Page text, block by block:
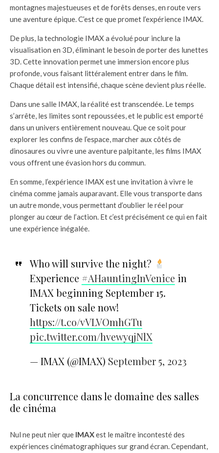
montagnes majestueuses et de forêts denses, en route vers
une aventure épique. C’est ce que promet l’expérience IMAX.
De plus, la technologie IMAX a évolué pour inclure la
visualisation en 3D, éliminant le besoin de porter des lunettes
3D. Cette innovation permet une immersion encore plus
profonde, vous faisant littéralement entrer dans le film.
Chaque détail est intensifié, chaque scène devient plus réelle.
Dans une salle IMAX, la réalité est transcendée. Le temps
s’arrête, les limites sont repoussées, et le public est emporté
dans un univers entièrement nouveau. Que ce soit pour
explorer les confins de l’espace, marcher aux côtés de
dinosaures ou vivre une aventure palpitante, les films IMAX
vous offrent une évasion hors du commun.
En somme, l’expérience IMAX est une invitation à vivre le
cinéma comme jamais auparavant. Elle vous transporte dans
un autre monde, vous permettant d’oublier le réel pour
plonger au cœur de l’action. Et c’est précisément ce qui en fait
une expérience inégalée.
Who will survive the night?
Experience #AHauntingInVenice in
IMAX beginning September 15.
Tickets on sale now!
https://t.co/vVLVOmhGTu
pic.twitter.com/hvewyqjNlX
— IMAX (@IMAX) September 5, 2023
La concurrence dans le domaine des salles
de cinéma
Nul ne peut nier que IMAXest le maître incontesté des
expériences cinématographiques sur grand écran. Cependant,